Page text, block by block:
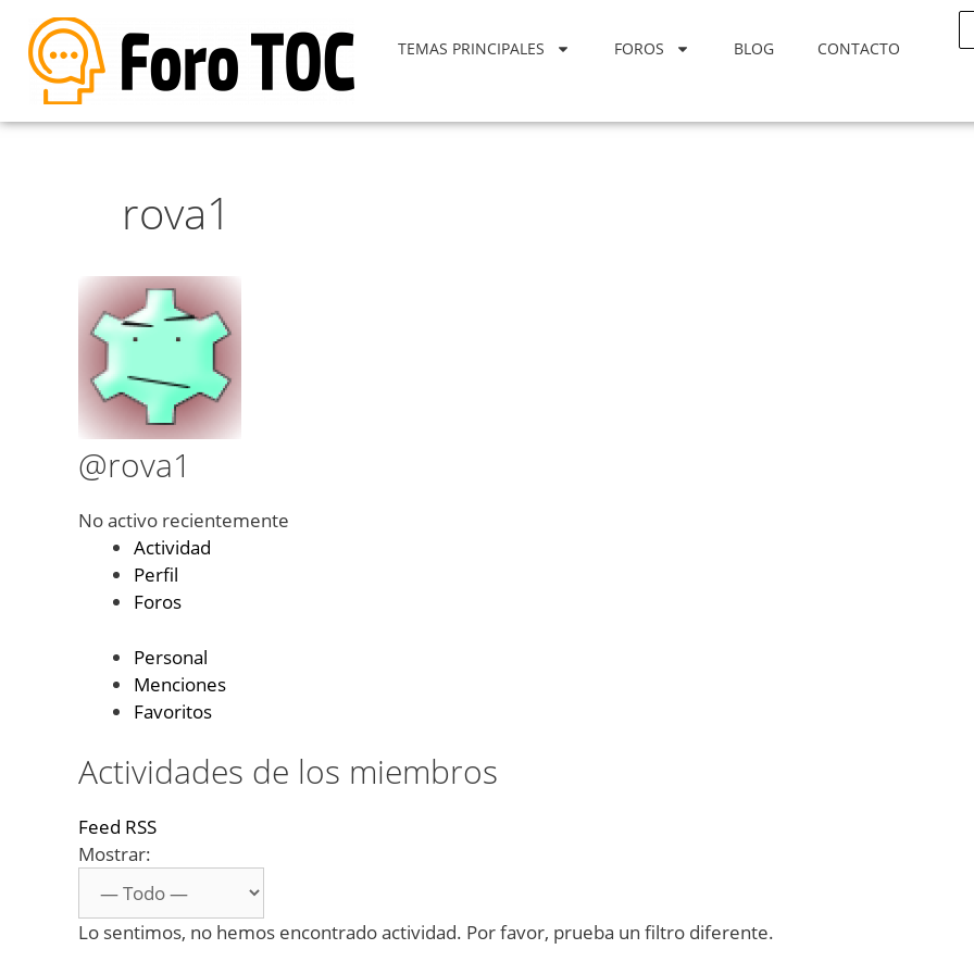
TEMAS PRINCIPALES FOROS BLOG CONTACTO
rova1
@rova1
No activo recientemente
Actividad
Perfil
Foros
Personal
Menciones
Favoritos
Actividades de los miembros
Feed RSS
Mostrar:
Lo sentimos, no hemos encontrado actividad. Por favor, prueba un filtro diferente.